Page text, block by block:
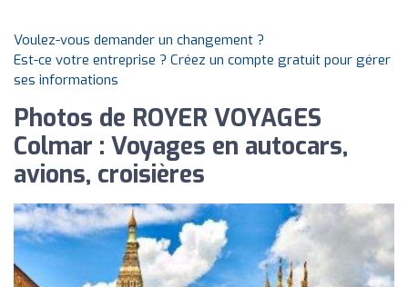
Voulez-vous demander un changement ?
Est-ce votre entreprise ? Créez un compte gratuit pour gérer
ses informations
Photos de ROYER VOYAGES
Colmar : Voyages en autocars,
avions, croisières